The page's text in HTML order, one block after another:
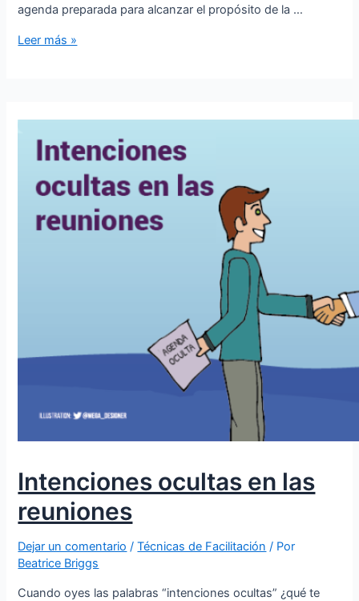
agenda preparada para alcanzar el propósito de la …
Leer más »
Intenciones ocultas en las
reuniones
Dejar un comentario /Técnicas de Facilitación / Por
Beatrice Briggs
Cuando oyes las palabras “intenciones ocultas” ¿qué te